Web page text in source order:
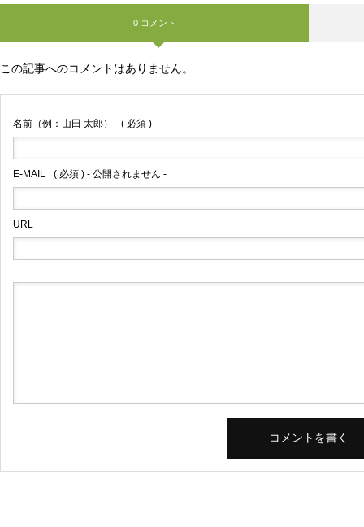
0 コメント
この記事へのコメントはありません。
名前（例：山田 太郎） ( 必須 )
E-MAIL ( 必須 ) - 公開されません -
URL